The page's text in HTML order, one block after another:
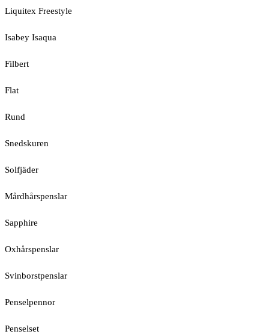
Liquitex Freestyle
Isabey Isaqua
Filbert
Flat
Rund
Snedskuren
Solfjäder
Mårdhårspenslar
Sapphire
Oxhårspenslar
Svinborstpenslar
Penselpennor
Penselset